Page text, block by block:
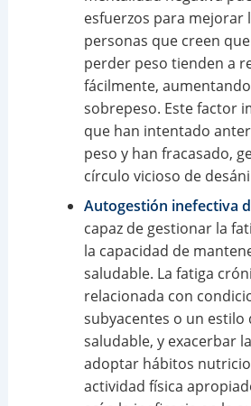
esfuerzos para mejorar
personas que creen
perder peso tienden a
fácilmente,
sobrepeso. Este factor
que han intentado
peso y han fracasado,
círculo vicioso de
Autogestión inefectiva
capaz de gestionar la
la capacidad de
saludable. La fatiga
relacionada con
subyacentes o un estilo
saludable, y exacerbar
adoptar hábitos
actividad física